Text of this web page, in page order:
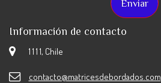
Información de contacto
1 1 1 1, Chile
contacto@matricesdebordados.com